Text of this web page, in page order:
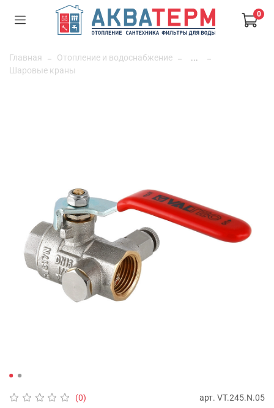
0
Главная Отопление и водоснабжение
...
Шаровые краны
(0) арт. VT.245.N.05